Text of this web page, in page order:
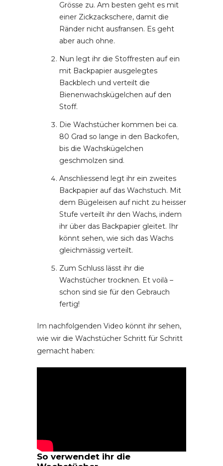
Grösse zu. Am besten geht es mit
einer Zickzackschere, damit die
Ränder nicht ausfransen. Es geht
aber auch ohne.
Nun legt ihr die Stoffresten auf ein
mit Backpapier ausgelegtes
Backblech und verteilt die
Bienenwachskügelchen auf den
Stoff.
Die Wachstücher kommen bei ca.
80 Grad so lange in den Backofen,
bis die Wachskügelchen
geschmolzen sind.
Anschliessend legt ihr ein zweites
Backpapier auf das Wachstuch. Mit
dem Bügeleisen auf nicht zu heisser
Stufe verteilt ihr den Wachs, indem
ihr über das Backpapier gleitet. Ihr
könnt sehen, wie sich das Wachs
gleichmässig verteilt.
Zum Schluss lässt ihr die
Wachstücher trocknen. Et voilà –
schon sind sie für den Gebrauch
fertig!
Im nachfolgenden Video könnt ihr sehen,
wie wir die Wachstücher Schritt für Schritt
gemacht haben:
So verwendet ihr die